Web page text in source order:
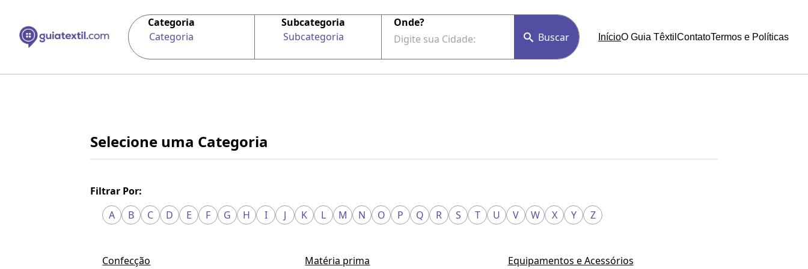
Categoria
Categoria
Subcategoria
Subcategoria
Onde?
Buscar
InícioO Guia Têxtil ContatoTermos e Políticas
Selecione uma Categoria
Filtrar Por:
A
B C D E F G H I J K L M N O P Q R S T U V W X Y Z
Confecção Matéria prima
Equipamentos e Acessórios